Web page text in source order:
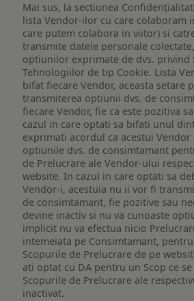
Mai sus, la sectiunea
lista Vendor-ilor cu care colaboram
care putem colabora in viitor) si
transmite datele personale
optiunilor exprimate de dvs. privind
Tehnologiilor de tip Cookie. Lista
bifat fiecare Vendor, aceasta setare
transmiterea optiunii dvs. de
fiecare Vendor, fie ca este pozitiva
cazul in care optati sa bifati unul
exprimati acordul ca acestui
optiunile dvs. de consimtamant
de Prelucrare ale Vendor-ului
website. In cazul in care optati sa
Vendor-i, acestuia nu ii vor fi
de consimtamant, fie pozitive sau
devine inactiv si nu va cunoaste
implicit nu va efectua nicio
intemeiata pe Consimtamant,
Scopurile de Prelucrare de pe
ati optat cu DA pentru un Scop ce
Scopurile de Prelucrare ale
inactivat.